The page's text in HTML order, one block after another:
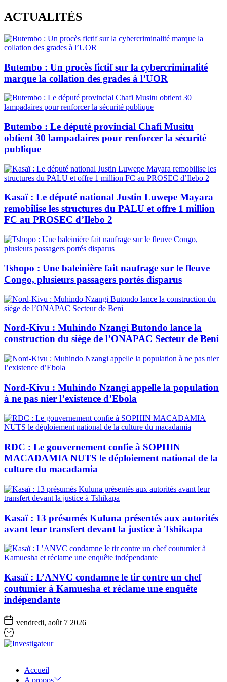
Skip
to
content
ACTUALITÉS
Butembo : Un procès fictif sur la cybercriminalité
marque la collation des grades à l’UOR
Butembo : Le député provincial Chafi Musitu
obtient 30 lampadaires pour renforcer la sécurité
publique
Kasaï : Le député national Justin Luwepe Mayara
remobilise les structures du PALU et offre 1 million
FC au PROSEC d’Ilebo 2
Tshopo : Une baleinière fait naufrage sur le fleuve
Congo, plusieurs passagers portés disparus
Nord-Kivu : Muhindo Nzangi Butondo lance la
construction du siège de l’ONAPAC Secteur de Beni
Nord-Kivu : Muhindo Nzangi appelle la population
à ne pas nier l’existence d’Ebola
RDC : Le gouvernement confie à SOPHIN
MACADAMIA NUTS le déploiement national de la
culture du macadamia
Kasaï : 13 présumés Kuluna présentés aux autorités
avant leur transfert devant la justice à Tshikapa
Kasaï : L’ANVC condamne le tir contre un chef
coutumier à Kamuesha et réclame une enquête
indépendante
vendredi, août 7 2026
Accueil
A propos